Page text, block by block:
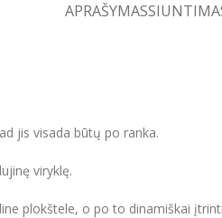
APRAŠYMAS
jis visada būtų po ranka.
viryklę.
plokštele, o po to dinamiškai